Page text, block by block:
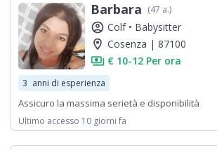
Barbara (47 a.)
account_circle Colf • Babysitter
location_on Cosenza | 87100
payments € 10-12 Per ora
3 anni di esperienza
Assicuro la massima serietà e disponibilità
Ultimo accesso 10 giorni fa